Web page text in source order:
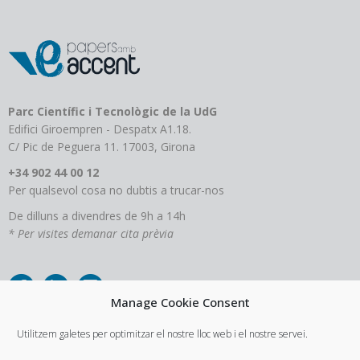
Manage Cookie Consent
Utilitzem galetes per optimitzar el nostre lloc web i el nostre servei.
Parc Científic i Tecnològic de la UdG
Edifici Giroempren - Despatx A1.18.
C/ Pic de Peguera 11. 17003, Girona
+34 902 44 00 12
Per qualsevol cosa no dubtis a trucar-nos
De dilluns a divendres de 9h a 14h
* Per visites demanar cita prèvia